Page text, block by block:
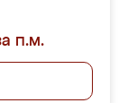
п.м.